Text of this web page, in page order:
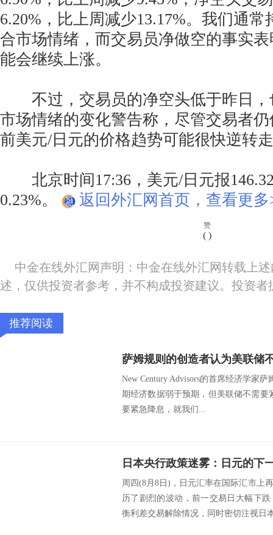
6.20%，比上周减少13.17%。我们通
合市场情绪，而交易员净做空的事实
能会继续上涨。
不过，交易员的净空头低于昨日，
市场情绪的变化警告称，尽管交易者
前美元/日元的价格趋势可能很快逆转
北京时间17:36，美元/日元报
0.23%。
返回外汇网首页，查看更多
赞
( )
中金在线外汇网声明：中金在线外汇网转载上
述，仅供投资者参考，并不构成投资建议。投资
推荐阅读
萨姆规则的创造者认为美联储
New Century Advisors的首席经济学家萨
期经济数据弱于预期，但美联储不需要
要紧急降息，就我们...
日本央行政策迷雾：日元的下
周四(8月8日)，日元汇率在国际汇市上
历了剧烈的波动，前一交易日大幅下
衡利差交易解除情况，同时密切注视日